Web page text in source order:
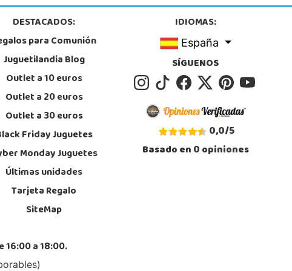
06400, Don Benito
Localizar Tienda
Juguetilandia Guadalajara
Av. de Eduardo Guitián, 13, 19 Local 2.05-2.06, Centro Comercial Ferial Plaza
949227446
Localizar Tienda
POCAS UNIDADES
28918, Leganés
918312728
DESTACADOS:
para Comunión
Juguetilandia Blog
Outlet a 10 euros
Outlet a 20 euros
Outlet a 30 euros
Friday Juguetes
Monday Juguetes
Últimas unidades
Tarjeta Regalo
SiteMap
IDIOMAS:
España
SÍGUENOS
0,0/5
Basado en0opiniones
16:00 a 18:00.